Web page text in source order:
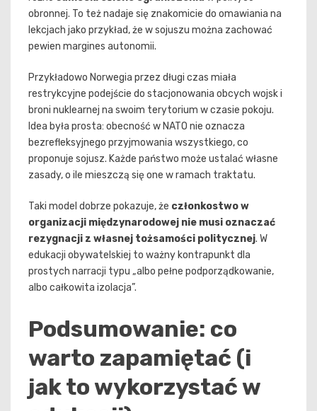
obronnej. To też nadaje się znakomicie do omawiania na
lekcjach jako przykład, że w sojuszu można zachować
pewien margines autonomii.
Przykładowo Norwegia przez długi czas miała
restrykcyjne podejście do stacjonowania obcych wojsk i
broni nuklearnej na swoim terytorium w czasie pokoju.
Idea była prosta: obecność w NATO nie oznacza
bezrefleksyjnego przyjmowania wszystkiego, co
proponuje sojusz. Każde państwo może ustalać własne
zasady, o ile mieszczą się one w ramach traktatu.
Taki model dobrze pokazuje, że członkostwo w
organizacji międzynarodowej nie musi oznaczać
rezygnacji z własnej tożsamości politycznej. W
edukacji obywatelskiej to ważny kontrapunkt dla
prostych narracji typu „albo pełne podporządkowanie,
albo całkowita izolacja”.
Podsumowanie: co
warto zapamiętać (i
jak to wykorzystać w